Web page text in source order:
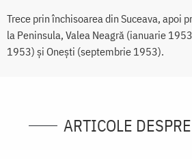
Trece prin închisoarea din Suceava, apoi
la Peninsula, Valea Neagră (ianuarie
1953) și Onești (septembrie 1953).
ARTICOLE